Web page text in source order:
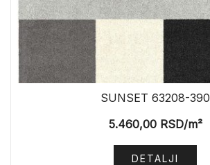
SUNSET 63208-390
5.460,00RSD/m²
DETALJI